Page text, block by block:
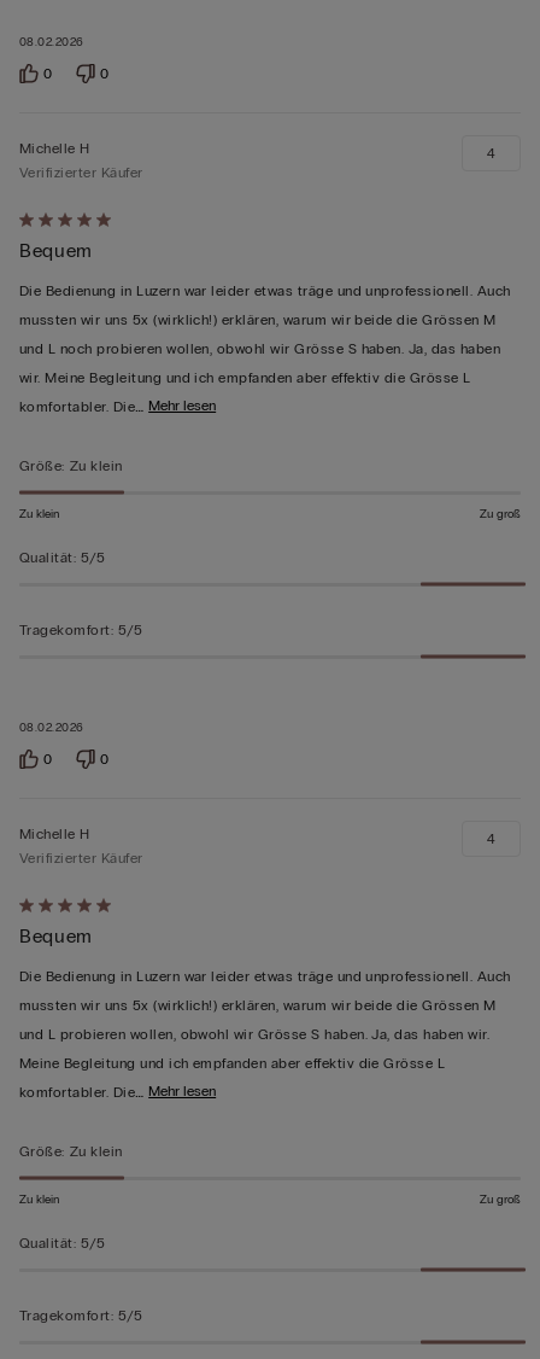
08.02.2026
0 0
Mit
5
von
5
bewertet
08.02.2026
Michelle H
Verifizierter Käufer
Bequem
Die Bedienung in Luzern war leider etwas träge und unprofessionell. Auch
mussten wir uns 5x (wirklich!) erklären, warum wir beide die Grössen M
und L noch probieren wollen, obwohl wir Grösse S haben. Ja, das haben
wir. Meine Begleitung und ich empfanden aber effektiv die Grösse L
komfortabler. Die… Mehr lesen
4
Größe: Zu klein
Zu klein Zu groß
Qualität: 5/5
Tragekomfort: 5/5
0 0
Mit
5
von
5
bewertet
Michelle H
Verifizierter Käufer
Bequem
Die Bedienung in Luzern war leider etwas träge und unprofessionell. Auch
mussten wir uns 5x (wirklich!) erklären, warum wir beide die Grössen M
und L probieren wollen, obwohl wir Grösse S haben. Ja, das haben wir.
Meine Begleitung und ich empfanden aber effektiv die Grösse L
komfortabler. Die… Mehr lesen
4
Größe: Zu klein
Zu klein Zu groß
Qualität: 5/5
Tragekomfort: 5/5